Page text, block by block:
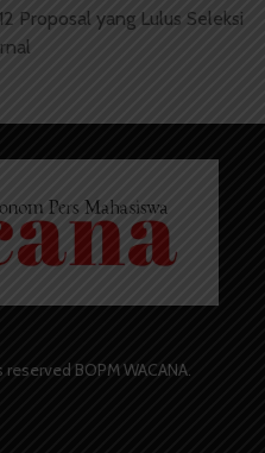
Proposal yang Lulus Seleksi
BOPM WACANA.